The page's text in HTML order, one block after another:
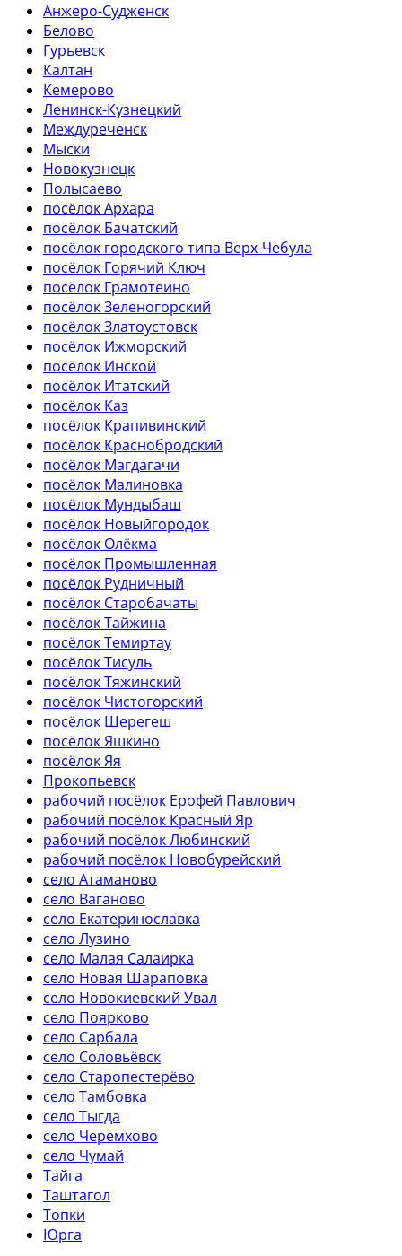
Анжеро-Судженск
Белово
Гурьевск
Калтан
Кемерово
Ленинск-Кузнецкий
Междуреченск
Мыски
Новокузнецк
Полысаево
посёлок Архара
посёлок Бачатский
посёлок городского типа Верх-Чебула
посёлок Горячий Ключ
посёлок Грамотеино
посёлок Зеленогорский
посёлок Златоустовск
посёлок Ижморский
посёлок Инской
посёлок Итатский
посёлок Каз
посёлок Крапивинский
посёлок Краснобродский
посёлок Магдагачи
посёлок Малиновка
посёлок Мундыбаш
посёлок Новыйгородок
посёлок Олёкма
посёлок Промышленная
посёлок Рудничный
посёлок Старобачаты
посёлок Тайжина
посёлок Темиртау
посёлок Тисуль
посёлок Тяжинский
посёлок Чистогорский
посёлок Шерегеш
посёлок Яшкино
посёлок Яя
Прокопьевск
рабочий посёлок Ерофей Павлович
рабочий посёлок Красный Яр
рабочий посёлок Любинский
рабочий посёлок Новобурейский
село Атаманово
село Ваганово
село Екатеринославка
село Лузино
село Малая Салаирка
село Новая Шараповка
село Новокиевский Увал
село Поярково
село Сарбала
село Соловьёвск
село Старопестерёво
село Тамбовка
село Тыгда
село Черемхово
село Чумай
Тайга
Таштагол
Топки
Юрга